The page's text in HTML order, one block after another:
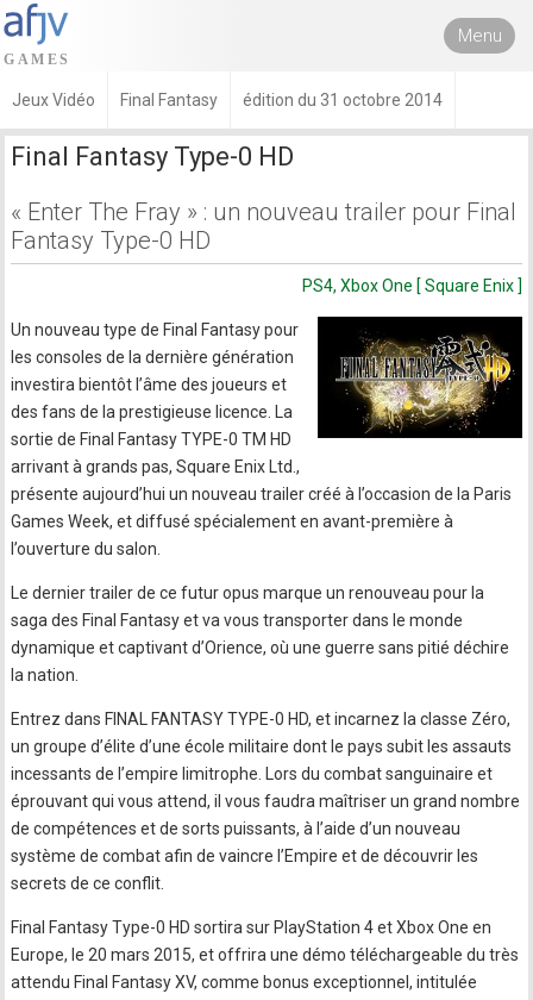
Menu
Jeux Vidéo Final Fantasy édition du 31 octobre 2014
Final Fantasy Type-0 HD
« Enter The Fray » : un nouveau trailer pour Final
Fantasy Type-0 HD
PS4, Xbox One [ Square Enix ]
Un nouveau type de Final Fantasy pour
les consoles de la dernière génération
investira bientôt l’âme des joueurs et
des fans de la prestigieuse licence. La
sortie de Final Fantasy TYPE-0 TM HD
arrivant à grands pas, Square Enix Ltd.,
présente aujourd’hui un nouveau trailer créé à l’occasion de la Paris
Games Week, et diffusé spécialement en avant-première à
l’ouverture du salon.
Le dernier trailer de ce futur opus marque un renouveau pour la
saga des Final Fantasy et va vous transporter dans le monde
dynamique et captivant d’Orience, où une guerre sans pitié déchire
la nation.
Entrez dans FINAL FANTASY TYPE-0 HD, et incarnez la classe Zéro,
un groupe d’élite d’une école militaire dont le pays subit les assauts
incessants de l’empire limitrophe. Lors du combat sanguinaire et
éprouvant qui vous attend, il vous faudra maîtriser un grand nombre
de compétences et de sorts puissants, à l’aide d’un nouveau
système de combat afin de vaincre l’Empire et de découvrir les
secrets de ce conflit.
Final Fantasy Type-0 HD sortira sur PlayStation 4 et Xbox One en
Europe, le 20 mars 2015, et offrira une démo téléchargeable du très
attendu Final Fantasy XV, comme bonus exceptionnel, intitulée